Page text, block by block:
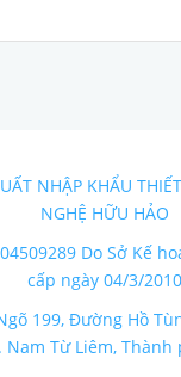
NHẬP KHẨU
NGHỆ HỮU HẢO
Do Sở Kế
cấp ngày 04/3/2010
199, Đường Hồ
Nam Từ Liêm, Thành